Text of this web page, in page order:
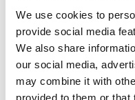
We use cookies to
provide social media
We also share
our social media,
may combine it with
provided to them or that
Cykelpass - som
Tumleberg, Hyringa
du upp de
kartan och här finner